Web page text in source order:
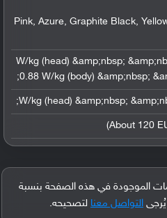
Pink, Azure, Graphite Black,
1.13 W/kg (head) &amp;nbsp;
0.88 W/kg (body) &amp;nbsp;
الموجودة في هذه الصفحة بنسبة
التواصل معنا لتصحيحه.